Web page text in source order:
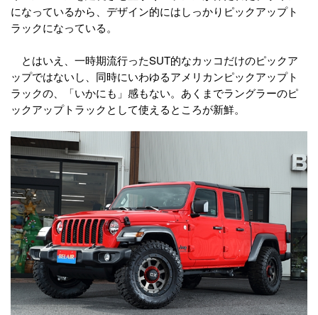
になっているから、デザイン的にはしっかりピックアップト
ラックになっている。
とはいえ、一時期流行ったSUT的なカッコだけのピックア
ップではないし、同時にいわゆるアメリカンピックアップト
ラックの、「いかにも」感もない。あくまでラングラーのピ
ックアップトラックとして使えるところが新鮮。